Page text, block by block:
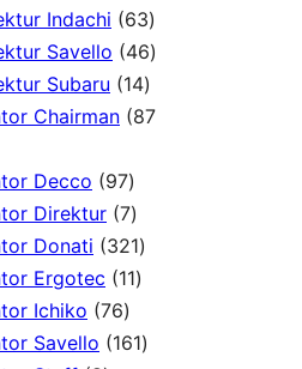
r
o
d
u
t
s
5
p
r
o
t
s
Indachi 636
3
p
r
Savello 464
p
Subaru 141
4
d
t
Chairman
87
Decco 979
7
p
r
o
d
Direktur 77
p
r
d
Donati 3213
2
p
Ergotec 111
p
Ichiko 767
6
Savello 1611